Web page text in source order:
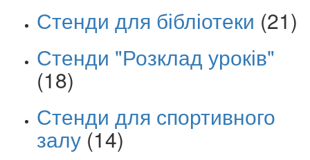
Стенди для бібліотеки (21)
Стенди "Розклад уроків"
(18)
Стенди для спортивного
залу(14)